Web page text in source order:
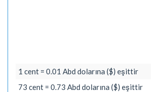
1 cent = 0.01 Abd dolarına ($) eşittir
73 cent = 0.73 Abd dolarına ($) eşittir